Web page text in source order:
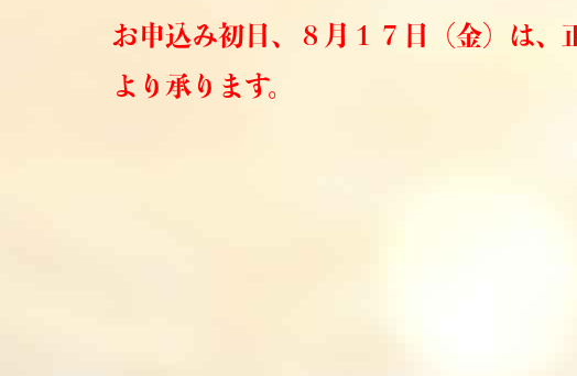
お申込み初日、８月１７日（金）は、
より承ります。